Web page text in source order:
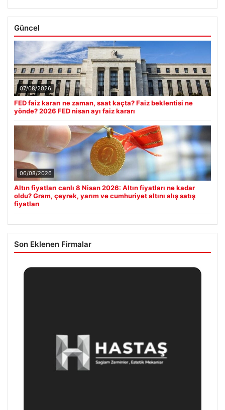
Güncel
07/08/2026
FED faiz kararı ne zaman, saat kaçta? Faiz beklentisi ne
yönde? 2026 FED nisan ayı faiz kararı
06/08/2026
Altın fiyatları canlı 8 Nisan 2026: Altın fiyatları ne kadar
oldu? Gram, çeyrek, yarım ve cumhuriyet altını alış satış
fiyatları
Son Eklenen Firmalar